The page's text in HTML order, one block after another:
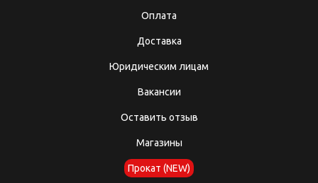
Оплата
Доставка
Юридическим лицам
Вакансии
Оставить отзыв
Магазины
Прокат (NEW)